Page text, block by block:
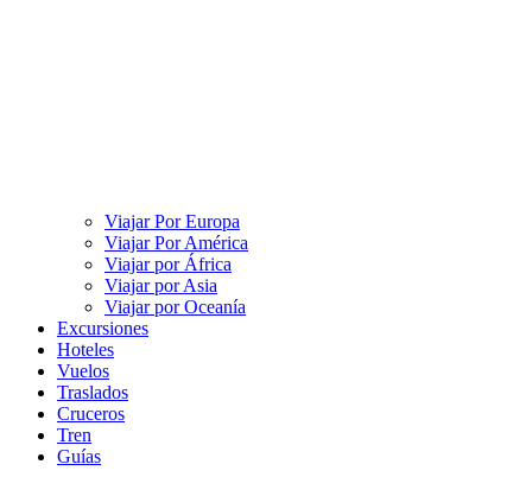
Viajar Por Europa
Viajar Por América
Viajar por África
Viajar por Asia
Viajar por Oceanía
Excursiones
Hoteles
Vuelos
Traslados
Cruceros
Tren
Guías